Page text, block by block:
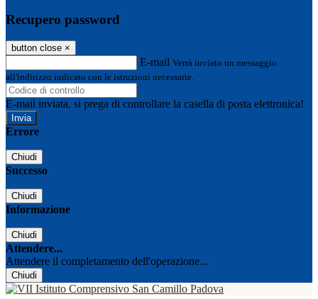
Recupero password
button close ×
E-mail Verrà inviato un messaggio
all'indirizzo indicato con le istruzioni necessarie.
E-mail inviata, si prega di controllare la casella di posta elettronica!
Errore
Chiudi
Successo
Chiudi
Informazione
Chiudi
Attendere...
Attendere il completamento dell'operazione...
Chiudi